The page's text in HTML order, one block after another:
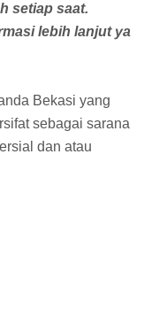
setiap saat.
lebih lanjut ya
Bekasi yang
sebagai sarana
dan atau